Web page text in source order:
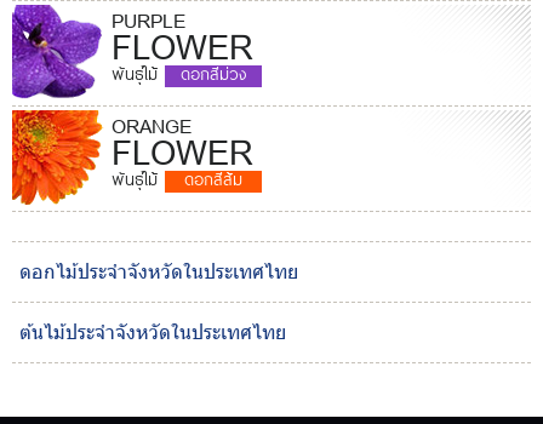
PURPLE
FLOWER
พันธุ์ไม้ ดอกสีม่วง
ORANGE
FLOWER
พันธุ์ไม้ ดอกสีส้ม
ดอกไม้ประจำจังหวัดในประเทศไทย
ต้นไม้ประจำจังหวัดในประเทศไทย